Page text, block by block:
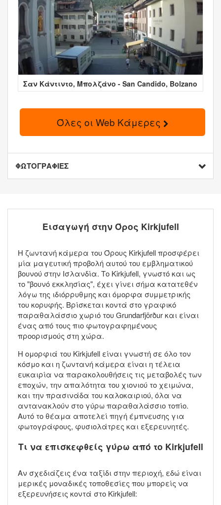
Σαν Κάντιντο, Μπολζάνο - San Candido, Bolzano
Όλες οι Web Κάμερες
ΦΩΤΟΓΡΑΦΙΕΣ
Εισαγωγή στην Όρος Kirkjufell
Η ζωντανή κάμερα του Όρους Kirkjufell προσφέρει
μία μαγευτική προβολή αυτού του εμβληματικού
βουνού στην Ισλανδία. Το Kirkjufell, γνωστό και ως
το "βουνό εκκλησίας", έχει γίνει σήμα κατατεθέν
λόγω της ιδιόρρυθμης και όμορφα συμμετρικής
του κορυφής. Βρίσκεται κοντά στο γραφικό
παραθαλάσσιο χωριό του Grundarfjörður και είναι
ένας από τους πιο φωτογραφημένους
προορισμούς στη χώρα.
Η ομορφιά του Kirkjufell είναι γνωστή σε όλο τον
κόσμο και η ζωντανή κάμερα είναι η τέλεια
ευκαιρία να παρακολουθήσεις τις μεταβολές των
εποχών, την απαλότητα του χιονιού το χειμώνα,
και την πρασινάδα του καλοκαιριού, όλα να
αντανακλούν στο γύρω παραθαλάσσιο τοπίο.
Αυτό το θέαμα αποτελεί πηγή έμπνευσης για
φωτογράφους, φυσιολάτρες και εξερευνητές.
Τι να επισκεφθείς γύρω από το Kirkjufell
Αν σχεδιάζεις ένα ταξίδι στην περιοχή, εδώ είναι
μερικές μοναδικές τοποθεσίες που μπορείς να
εξερευνήσεις κοντά στο Kirkjufell: